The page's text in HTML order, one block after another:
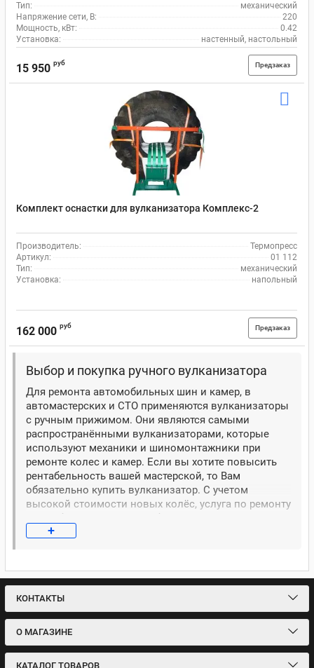
Тип:
механический
Напряжение сети, В:
220
Мощность, кВт:
0.42
Установка:
настенный, настольный
15 950 руб Предзаказ
Комплект оснастки для вулканизатора Комплекс-2
Производитель:
Термопресс
Артикул:
01 112
Тип:
механический
Установка:
напольный
162 000 руб Предзаказ
Выбор и покупка ручного вулканизатора
Для ремонта автомобильных шин и камер, в
автомастерских и СТО применяются вулканизаторы
с ручным прижимом. Они являются самыми
распространёнными вулканизаторами, которые
используют механики и шиномонтажники при
ремонте колес и камер. Если вы хотите повысить
рентабельность вашей мастерской, то Вам
обязательно купить вулканизатор. С учетом
высокой стоимости новых колёс, услуга по ремонту
колёс будет очень востребована.
К плюсам покупки ручного вулканизатора можно
отнести:
Эффективность ремонта
Рентабельность
Востребованность
+
КОНТАКТЫ
О МАГАЗИНЕ
КАТАЛОГ ТОВАРОВ